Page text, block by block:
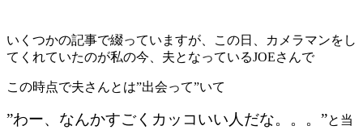
いくつかの記事で綴っていますが、この日、カメラマンをし
てくれていたのが私の今、夫となっているJOEさんで
この時点で夫さんとは”出会って”いて
”わー、なんかすごくカッコいい人だな。。。”と当